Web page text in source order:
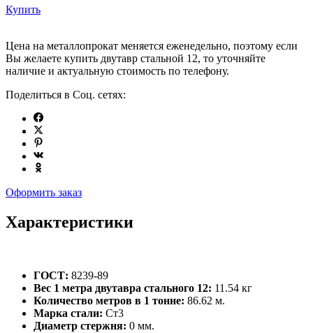
Купить
Цена на металлопрокат меняется еженедельно, поэтому если
Вы желаете купить двутавр стальной 12, то уточняйте
наличие и актуальную стоимость по телефону.
Поделиться в Соц. сетях:
Оформить заказ
Характеристики
ГОСТ: 8239-89
Вес 1 метра двутавра стального 12: 11.54 кг
Количество метров в 1 тонне: 86.62 м.
Марка стали: Ст3
Диаметр стержня: 0 мм.